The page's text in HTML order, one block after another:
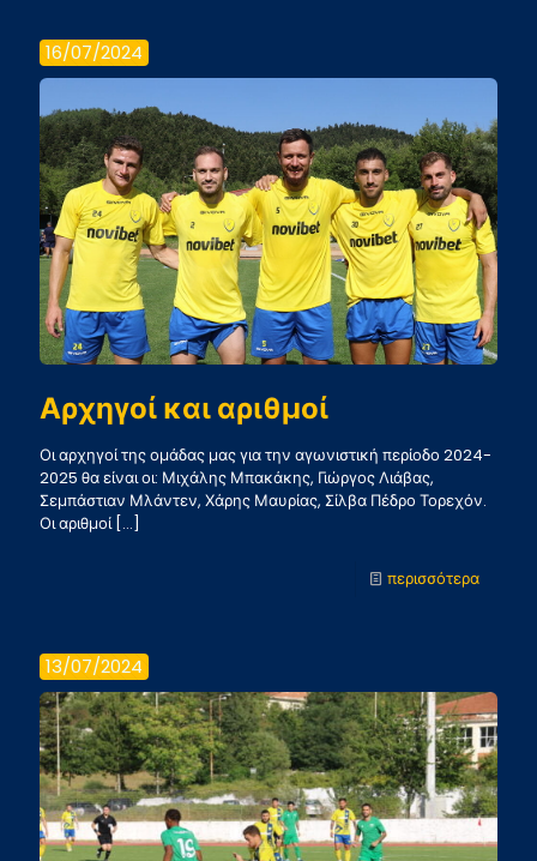
μας
16/07/2024
Αρχηγοί και αριθμοί
Οι αρχηγοί της ομάδας μας για την αγωνιστική περίοδο 2024-
2025 θα είναι οι: Μιχάλης Μπακάκης, Γιώργος Λιάβας,
Σεμπάστιαν Μλάντεν, Χάρης Μαυρίας, Σίλβα Πέδρο Τορεχόν.
Οι αριθμοί[…]
περισσότερα-
13/07/2024